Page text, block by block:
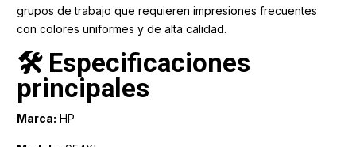
grupos de trabajo que requieren impresiones frecuentes
con colores uniformes y de alta calidad.
🛠️ Especificaciones
principales
Marca: HP